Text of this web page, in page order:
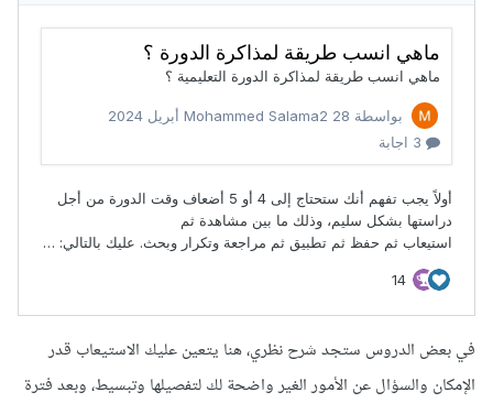
في بعض الدروس ستجد شرح نظري، هنا يتعين عليك الاستيعاب قدر
الإمكان والسؤال عن الأمور الغير واضحة لك لتفصيلها وتبسيط، وبعد فترة